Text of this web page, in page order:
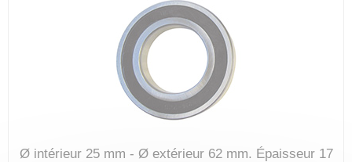
Ø intérieur 25 mm - Ø extérieur 62 mm. Épaisseur 17